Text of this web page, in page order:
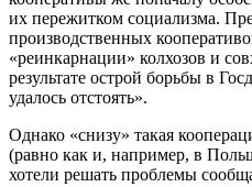
их пережитком социализма.
производственных
«реинкарнации» колхозов и
результате острой борьбы в
удалось отстоять».
Однако «снизу» такая
(равно как и, например, в
хотели решать проблемы